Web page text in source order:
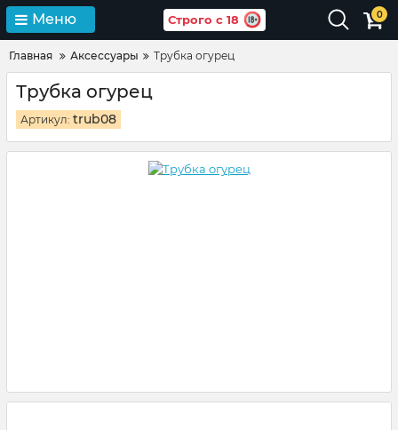
Меню Строго с 18 0
Главная Аксессуары Трубка огурец
Трубка огурец
Артикул: trub08